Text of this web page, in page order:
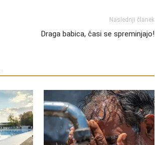
Naslednji članek
Draga babica, časi se spreminjajo!